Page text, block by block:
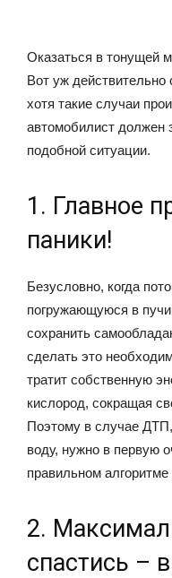
Оказаться в тонущей
Вот уж
хотя такие случаи
автомобилист должен
подобной ситуации.
1. Главное
паники!
Безусловно, когда
погружающуюся в
сохранить
сделать это
тратит собственную
кислород, сокращая
Поэтому в случае
воду, нужно в первую
правильном алгоритме
2.
спастись –